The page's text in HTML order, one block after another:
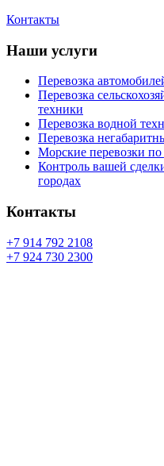
Контакты
Наши услуги
Перевозка
Перевозка
техники
Перевозка водной
Перевозка
Морские перевозки
Контроль вашей
городах
Контакты
+7 914 792 2108
+7 924 730 2300